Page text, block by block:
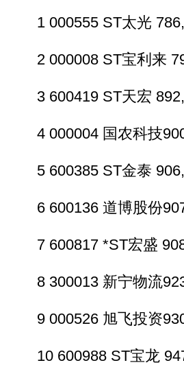
1 000555 ST太光
2 000008 ST宝利来
3 600419 ST天宏
4 000004 国农科技
5 600385 ST金泰
6 600136 道博股份
7 600817 *ST宏盛
8 300013 新宁物流
9 000526 旭飞投资
10 600988 ST宝龙